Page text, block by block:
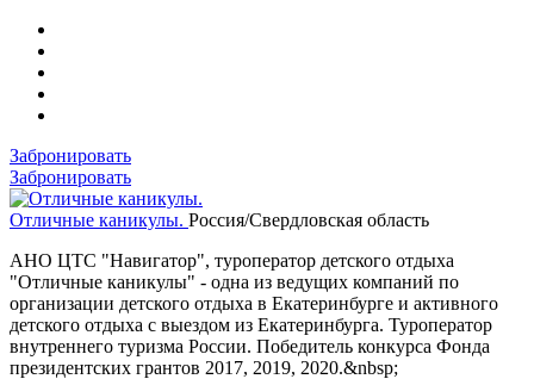
Забронировать
Забронировать
Отличные каникулы. Россия/Свердловская область
АНО ЦТС "Навигатор", туроператор детского отдыха
"Отличные каникулы" - одна из ведущих компаний по
организации детского отдыха в Екатеринбурге и активного
детского отдыха с выездом из Екатеринбурга. Туроператор
внутреннего туризма России. Победитель конкурса Фонда
президентских грантов 2017, 2019, 2020.&nbsp;